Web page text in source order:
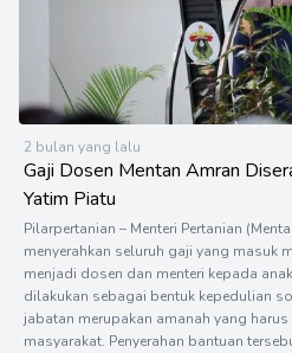
2 bulan yang lalu
Gaji Dosen Mentan Amran
Yatim Piatu
Pilarpertanian – Menteri Pertanian
menyerahkan seluruh gaji yang masuk
menjadi dosen dan menteri kepada
dilakukan sebagai bentuk kepedulian
jabatan merupakan amanah yang
masyarakat. Penyerahan bantuan